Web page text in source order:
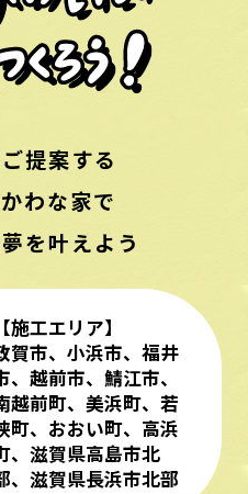
提案する
わな家で
を叶えよう
【施工エリア】
賀市、小浜市、福井
、越前市、鯖江市、
越前町、美浜町、若
町、おおい町、高浜
、滋賀県高島市北
、滋賀県長浜市北部